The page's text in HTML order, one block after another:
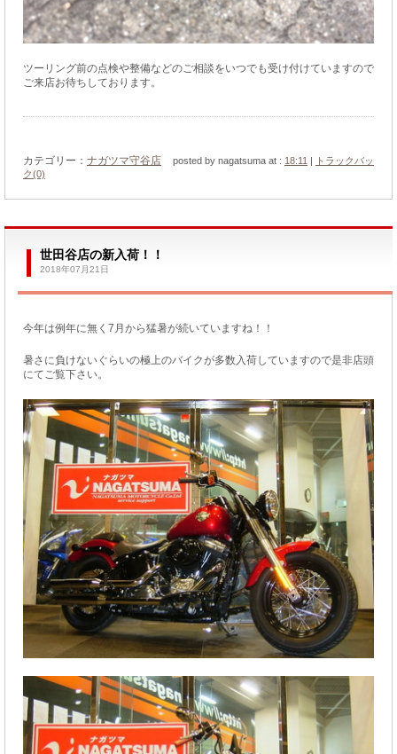
ツーリング前の点検や整備などのご相談をいつでも受け付けていますので
ご来店お待ちしております。
カテゴリー： ナガツマ守谷店 posted by nagatsuma at : 18:11 |
トラックバッ
ク(0)
世田谷店の新入荷！！
2018年07月21日
今年は例年に無く7月から猛暑が続いていますね！！
暑さに負けないぐらいの極上のバイクが多数入荷していますので是非店頭
にてご覧下さい。